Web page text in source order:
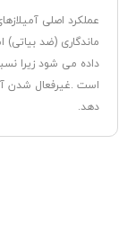
عملکرد اصلی
ماندگاری (ضد بیاتی)
داده می شود زیرا
دهد.